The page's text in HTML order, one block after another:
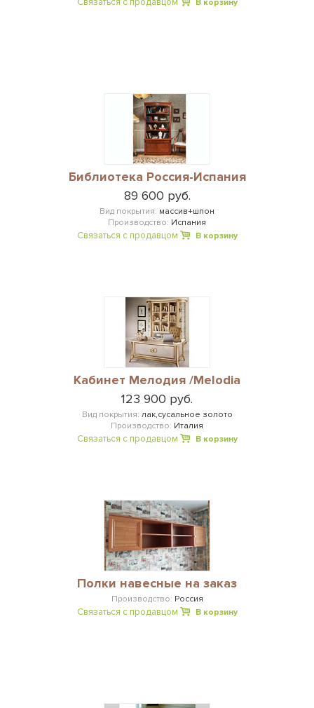
В корзину
Библиотека Россия-Испания
89 600 руб.
Вид покрытия: массив+шпон
Производство: Испания
Связаться с продавцом В корзину
Кабинет Мелодия /Melodia
123 900 руб.
Вид покрытия: лак,сусальное золото
Производство: Италия
Связаться с продавцом В корзину
Полки навесные на заказ
Производство: Россия
Связаться с продавцом В корзину